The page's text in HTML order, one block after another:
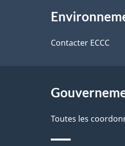
s
d
a
p
o
r
propos
Contacter ECCC
Toutes les